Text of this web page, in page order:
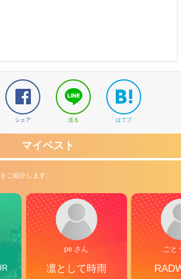
シェア 送る はてブ
マイベスト
ご紹介します。
pe さん
凛として時雨
ごと